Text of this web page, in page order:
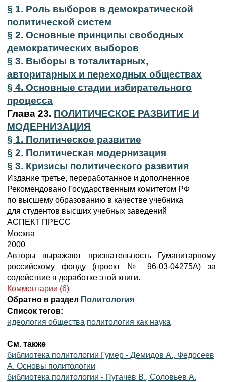
§ 1. Роль выборов в демократической
политической систем
§ 2. Основные принципы свободных
демократических выборов
§ 3. Выборы в тоталитарных,
авторитарных и переходных обществах
§ 4. Основные стадии избирательного
процесса
Глава 23. ПОЛИТИЧЕСКОЕ РАЗВИТИЕ И
МОДЕРНИЗАЦИЯ
§ 1. Политическое развитие
§ 2. Политическая модернизация
§ 3. Кризисы политического развития
Издание третье, переработанное и дополненное
Рекомендовано Государственным комитетом РФ
по высшему образованию в качестве учебника
для студентов высших учебных заведений
АСПЕКТ ПРЕСС
Москва
2000
Авторы выражают признательность Гуманитарному
российскому фонду (проект № 96-03-04275А) за
содействие в доработке этой книги.
Комментарии (6)
Обратно в раздел Политология
Список тегов:
идеология общества политология как наука
См. также
библиотека политологии Гумер - Демидов А., Федосеев
А. Основы политологии
библиотека политологии - Пугачев В., Соловьев А.